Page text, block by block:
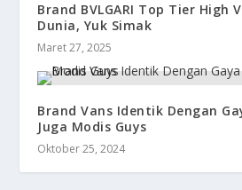
Brand BVLGARI Top Tier High
Dunia, Yuk Simak
Maret 27, 2025
Brand Vans Identik Dengan
Juga Modis Guys
Oktober 25, 2024